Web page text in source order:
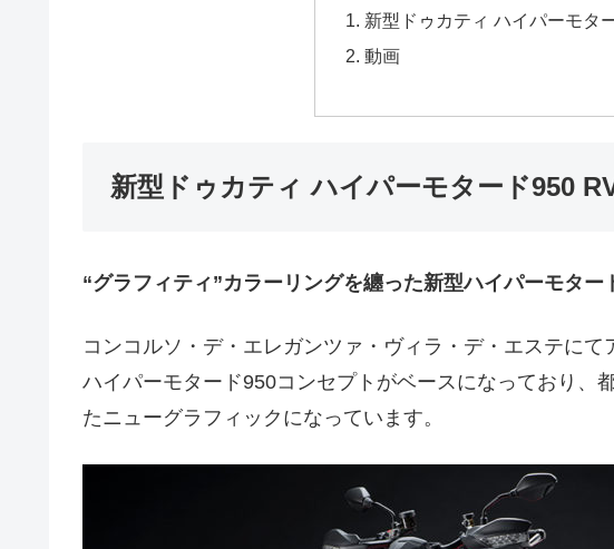
新型ドゥカティ ハイパーモタ
動画
新型ドゥカティ ハイパーモタード950
“グラフィティ”カラーリングを纏った新型ハイパーモター
コンコルソ・デ・エレガンツァ・ヴィラ・デ・エステにて
ハイパーモタード950コンセプトがベースになっており、
たニューグラフィックになっています。